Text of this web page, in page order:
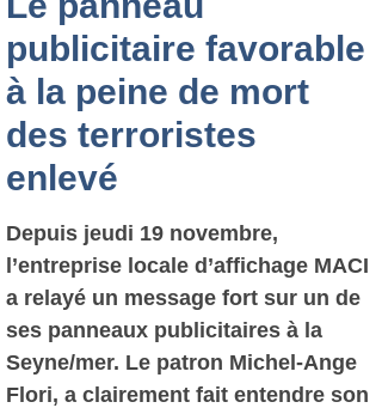
publicitaire favorable
à la peine de mort
des terroristes
enlevé
Depuis jeudi 19 novembre,
l’entreprise locale d’affichage MACI
a relayé un message fort sur un de
ses panneaux publicitaires à la
Seyne/mer. Le patron Michel-Ange
Flori, a clairement fait entendre son